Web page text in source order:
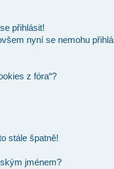
přihlásit!
nyní se nemohu
z fóra“?
stále špatně!
jménem?